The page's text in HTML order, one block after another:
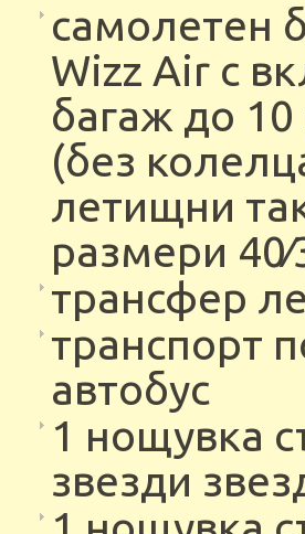
самолетен
Wizz Air с
багаж до 10
(без
летищни
размери
трансфер
транспорт
автобус
1 нощувка
звезди